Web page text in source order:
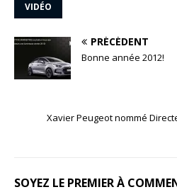
VIDÉO
PRÉCÉDENT
Bonne année 2012!
Xavier Peugeot nommé
SOYEZ LE PREMIER À